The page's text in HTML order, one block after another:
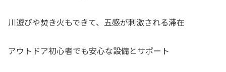
川遊びや焚き火もできて、五感が刺激される滞在
アウトドア初心者でも安心な設備とサポート